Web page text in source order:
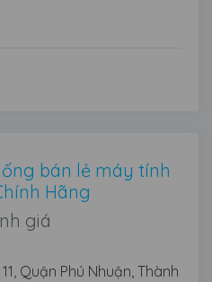
bán lẻ máy tính
Hãng
giá
Quận Phú Nhuận, Thành